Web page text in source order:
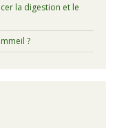
la digestion et le
?